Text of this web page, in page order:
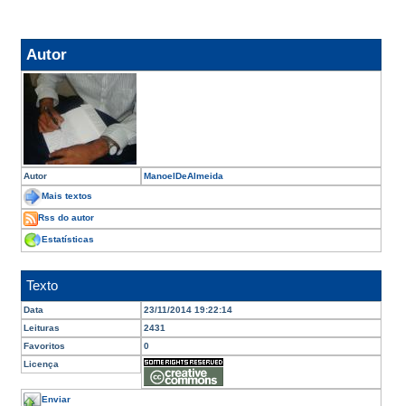
Autor
Autor ManoelDeAlmeida
Mais textos
Rss do autor
Estatísticas
Texto
Data
23/11/2014 19:22:14
Leituras
2431
Favoritos
0
Licença
Enviar